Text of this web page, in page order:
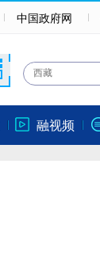
中国政府网
融视频